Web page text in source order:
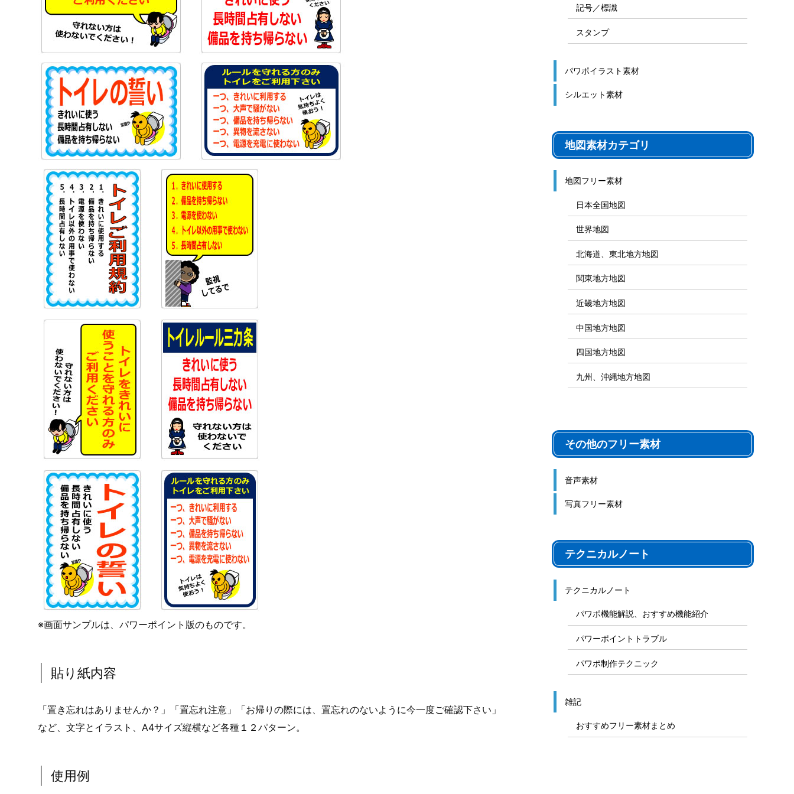
※画面サンプルは、パワーポイント版のものです。
貼り紙内容
「置き忘れはありませんか？」「置忘れ注意」「お帰りの際には、 置忘れのないように 今一度ご確認下さい」
など、文字とイラスト、A4サイズ縦横など各種１２パターン。
使用例
記号／標識
スタンプ
パワポイラスト素材
シルエット素材
地図素材カテゴリ
地図フリー素材
日本全国地図
世界地図
北海道、東北地方地図
関東地方地図
近畿地方地図
中国地方地図
四国地方地図
九州、沖縄地方地図
その他のフリー素材
音声素材
写真フリー素材
テクニカルノート
テクニカルノート
パワポ機能解説、おすすめ機能紹介
パワーポイントトラブル
パワポ制作テクニック
雑記
おすすめフリー素材まとめ